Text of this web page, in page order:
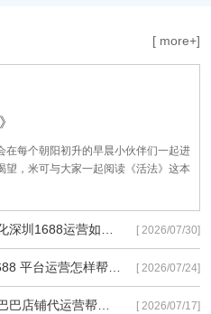
[ more+]
在每个朝阳初升的早晨小伙伴们一起进
望，米可与大家一起阅读《活法》这本
深圳高精工厂询盘质量差？精细化深圳1688运营如何拿下高端定制订单？ [ 2026/07/30]
规则年年更新跟不上？系统化 1688 平台运营怎样帮工厂稳住长期流量基本盘？ [ 2026/07/24]
店铺停滞不前没增量？专业阿里巴巴店铺代运营帮工厂突破2026流量瓶颈！ [ 2026/07/17]